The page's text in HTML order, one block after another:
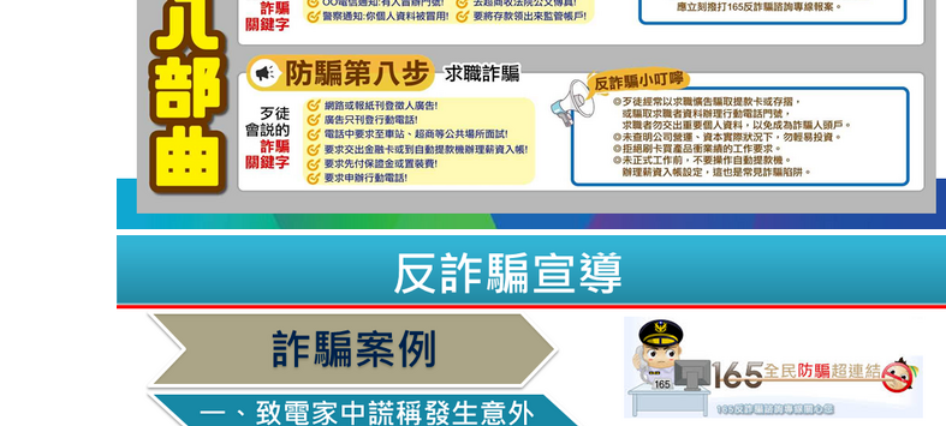
(
(